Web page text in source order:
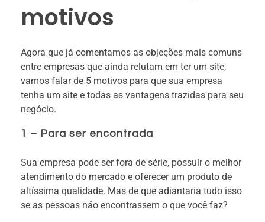
motivos
Agora que já comentamos as objeções mais comuns
entre empresas que ainda relutam em ter um site,
vamos falar de 5 motivos para que sua empresa
tenha um site e todas as vantagens trazidas para seu
negócio.
1 – Para ser encontrada
Sua empresa pode ser fora de série, possuir o melhor
atendimento do mercado e oferecer um produto de
altíssima qualidade. Mas de que adiantaria tudo isso
se as pessoas não encontrassem o que você faz?